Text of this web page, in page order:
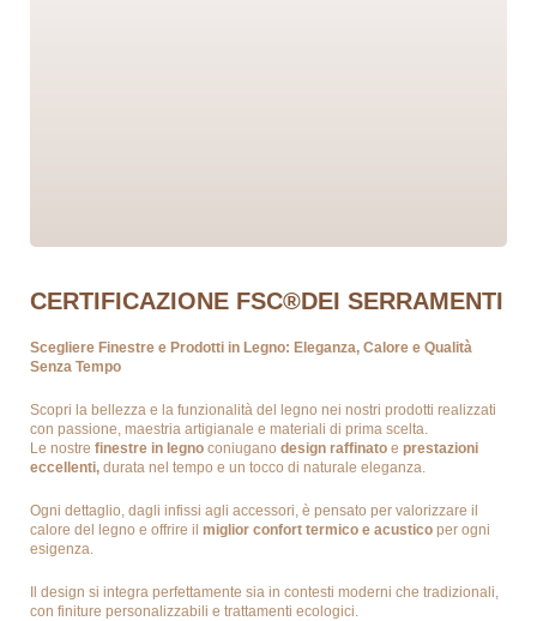
CERTIFICAZIONE FSC®DEI SERRAMENTI
Scegliere Finestre e Prodotti in Legno: Eleganza, Calore e Qualità
Senza Tempo
Scopri la bellezza e la funzionalità del legno nei nostri prodotti realizzati
con passione, maestria artigianale e materiali di prima scelta.
Le nostre finestre in legno coniugano design raffinato e prestazioni
eccellenti, durata nel tempo e un tocco di naturale eleganza.
Ogni dettaglio, dagli infissi agli accessori, è pensato per valorizzare il
calore del legno e offrire il miglior confort termico e acustico per ogni
esigenza.
Il design si integra perfettamente sia in contesti moderni che tradizionali,
con finiture personalizzabili e trattamenti ecologici.